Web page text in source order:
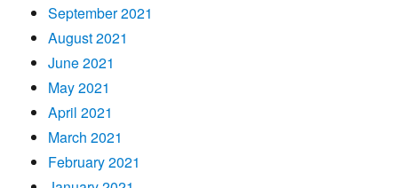
September 2021
August 2021
June 2021
May 2021
April 2021
March 2021
February 2021